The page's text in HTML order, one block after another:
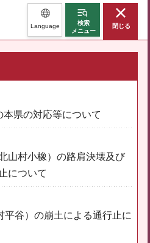
Language
検索
メニュー
閉じる
県の対応等について
山村小橡）の路肩決壊及び
について
平谷）の崩土による通行止に